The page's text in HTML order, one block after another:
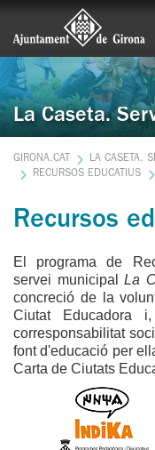
La Caseta.
GIRONA.CAT
LA CASETA.
RECURSOS EDUCATIUS
Recursos
El programa de
servei municipal La
concreció de la
Ciutat
corresponsabilitat
font d'educació per
Carta de Ciutats